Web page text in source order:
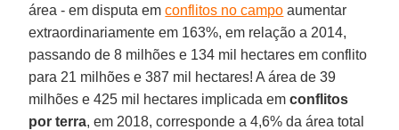
área - em disputa em conflitos no campo aumentar
extraordinariamente em 163%, em relação a 2014,
passando de 8 milhões e 134 mil hectares em conflito
para 21 milhões e 387 mil hectares! A área de 39
milhões e 425 mil hectares implicada emconflitos
por terra, em 2018, corresponde a 4,6% da área total